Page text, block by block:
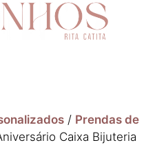
/ Prendas de
Caixa Bijuteria